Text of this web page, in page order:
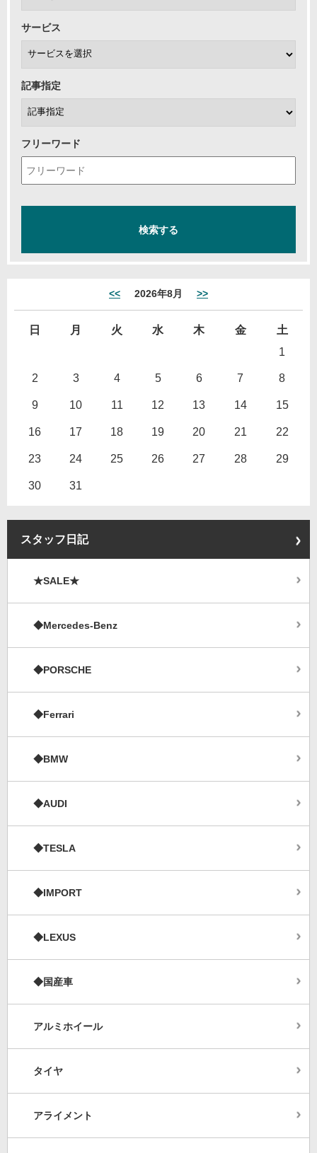
サービス
記事指定
フリーワード
<< 2026年8月 >>
日 月 火 水 木 金
土
1
2 3 4 5 6 7 8
9 10 11 12 13 14 15
16 17 18 19 20 21 22
23 24 25 26 27 28 29
30 31
スタッフ日記
★SALE★
◆Mercedes-Benz
◆PORSCHE
◆Ferrari
◆BMW
◆AUDI
◆TESLA
◆IMPORT
◆LEXUS
◆国産車
アルミホイール
タイヤ
アライメント